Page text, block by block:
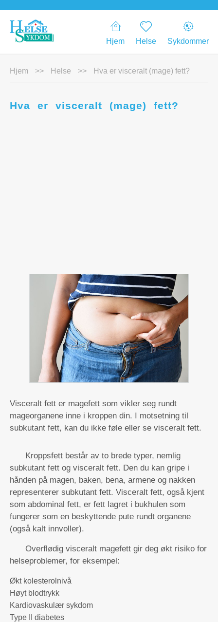
Hjem Helse Sykdommer
Hjem >> Helse >> Hva er visceralt (mage) fett?
Hva er visceralt (mage) fett?
Visceralt fett er magefett som vikler seg rundt
mageorganene inne i kroppen din. I motsetning til
subkutant fett, kan du ikke føle eller se visceralt fett.
Kroppsfett består av to brede typer, nemlig
subkutant fett og visceralt fett. Den du kan gripe i
hånden på magen, baken, bena, armene og nakken
representerer subkutant fett. Visceralt fett, også kjent
som abdominal fett, er fett lagret i bukhulen som
fungerer som en beskyttende pute rundt organene
(også kalt innvoller).
Overflødig visceralt magefett gir deg økt risiko for
helseproblemer, for eksempel:
Økt kolesterolnivå
Høyt blodtrykk
Kardiovaskulær sykdom
Type II diabetes